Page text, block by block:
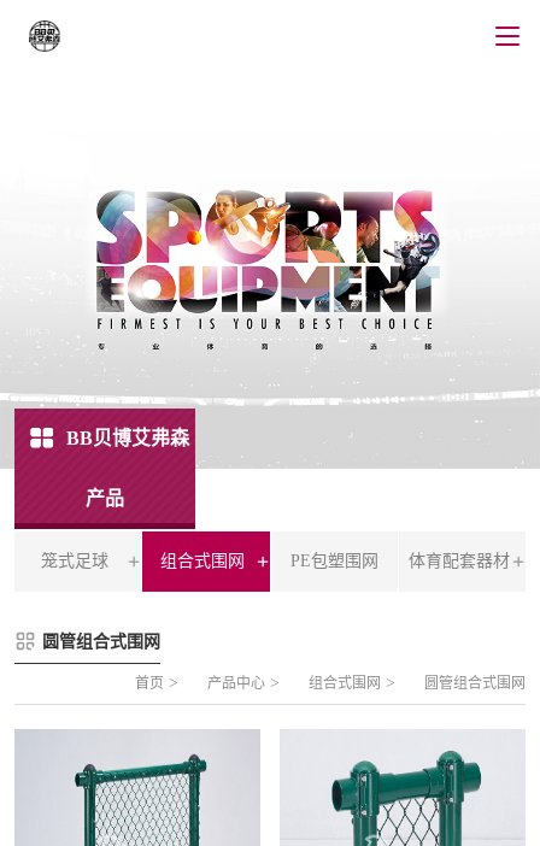
BB贝博艾弗森
产品
笼式足球
FLZ-B 夹芯板笼式足球
FLZ-C 半格栅笼式足球
组合式围网
方管组合式围网
片装组合式围网
PE包塑围网 体育配套器材
圆管组合式围网
首页 > 产品中心 > 组合式围网 > 圆管组合式围网